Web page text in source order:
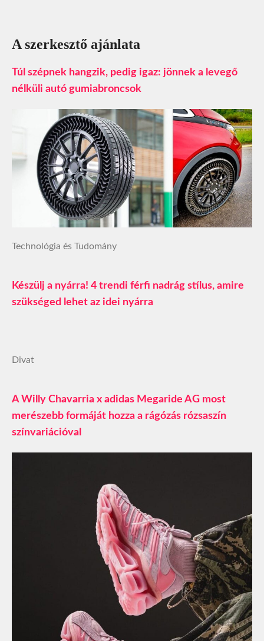
A szerkesztő ajánlata
Túl szépnek hangzik, pedig igaz: jönnek a levegő
nélküli autó gumiabroncsok
Technológia és Tudomány
Készülj a nyárra! 4 trendi férfi nadrág stílus, amire
szükséged lehet az idei nyárra
Divat
A Willy Chavarria x adidas Megaride AG most
merészebb formáját hozza a rágózás rózsaszín
színvariációval